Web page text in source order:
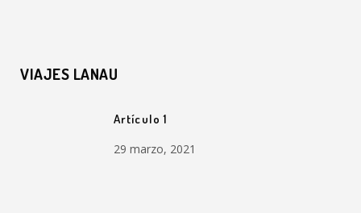
VIAJES LANAU
Artículo 1
29 marzo, 2021